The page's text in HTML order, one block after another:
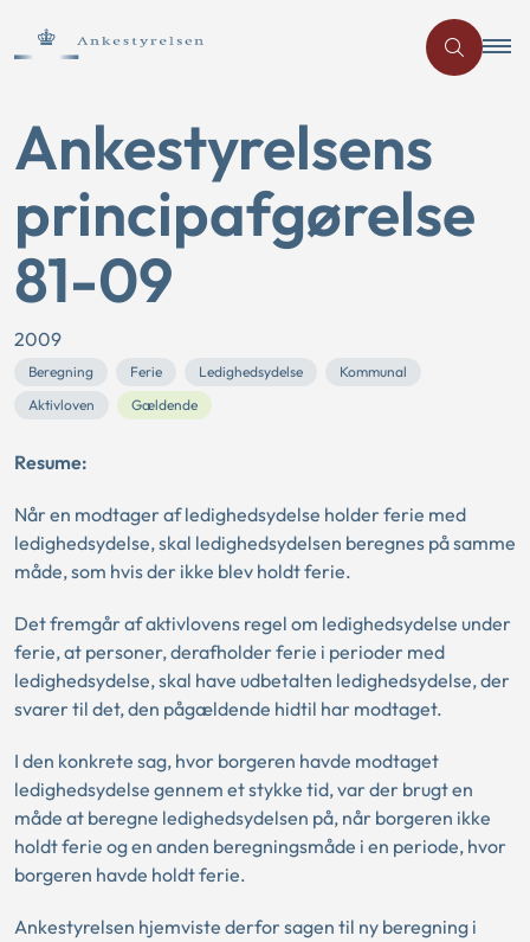
Ankestyrelsens
principafgørelse
81-09
2009
Beregning Ferie Ledighedsydelse
Kommunal
Aktivloven
Gældende
Resume:
Når en modtager af ledighedsydelse holder ferie med
ledighedsydelse, skal ledighedsydelsen beregnes på samme
måde, som hvis der ikke blev holdt ferie.
Det fremgår af aktivlovens regel om ledighedsydelse under
ferie, at personer, derafholder ferie i perioder med
ledighedsydelse, skal have udbetalten ledighedsydelse, der
svarer til det, den pågældende hidtil har modtaget.
I den konkrete sag, hvor borgeren havde modtaget
ledighedsydelse gennem et stykke tid, var der brugt en
måde at beregne ledighedsydelsen på, når borgeren ikke
holdt ferie og en anden beregningsmåde i en periode, hvor
borgeren havde holdt ferie.
Ankestyrelsen hjemviste derfor sagen til ny beregning i